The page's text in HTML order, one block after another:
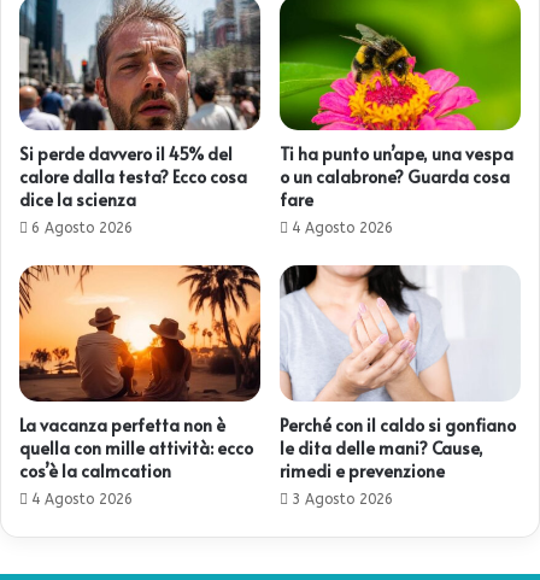
Si perde davvero il 45% del
calore dalla testa? Ecco cosa
dice la scienza
6 Agosto 2026
Ti ha punto un’ape, una vespa
o un calabrone? Guarda cosa
fare
4 Agosto 2026
La vacanza perfetta non è
quella con mille attività: ecco
cos’è la calmcation
4 Agosto 2026
Perché con il caldo si gonfiano
le dita delle mani? Cause,
rimedi e prevenzione
3 Agosto 2026